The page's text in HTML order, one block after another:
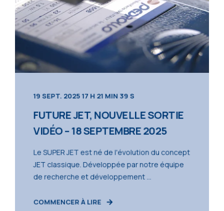
19 SEPT. 2025 17 H 21 MIN 39 S
FUTURE JET, NOUVELLE SORTIE
VIDÉO – 18 SEPTEMBRE 2025
Le SUPER JET est né de l'évolution du concept
JET classique. Développée par notre équipe
de recherche et développement ...
COMMENCER À LIRE